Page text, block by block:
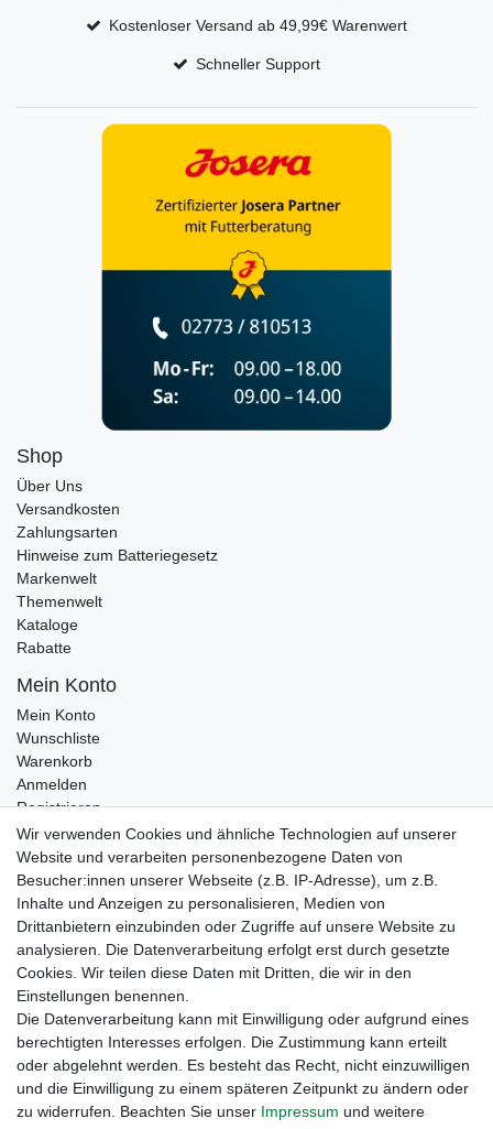
Kostenloser Versand ab 49,99€ Warenwert
Schneller Support
Shop
Über Uns
Versandkosten
Zahlungsarten
Hinweise zum Batteriegesetz
Markenwelt
Themenwelt
Kataloge
Rabatte
Mein Konto
Mein Konto
Wunschliste
Warenkorb
Anmelden
Registrieren
Kontakt
Newsletter Anmeldung
Newsletter Abmeldung
Wir verwenden Cookies und ähnliche Technologien auf unserer
Website und verarbeiten personenbezogene Daten von
Besucher:innen unserer Webseite (z.B. IP-Adresse), um z.B.
Inhalte und Anzeigen zu personalisieren, Medien von
Drittanbietern einzubinden oder Zugriffe auf unsere Website zu
analysieren. Die Datenverarbeitung erfolgt erst durch gesetzte
Cookies. Wir teilen diese Daten mit Dritten, die wir in den
Einstellungen benennen.
Die Datenverarbeitung kann mit Einwilligung oder aufgrund eines
berechtigten Interesses erfolgen. Die Zustimmung kann erteilt
oder abgelehnt werden. Es besteht das Recht, nicht einzuwilligen
und die Einwilligung zu einem späteren Zeitpunkt zu ändern oder
zu widerrufen. Beachten Sie unser Impressum und weitere